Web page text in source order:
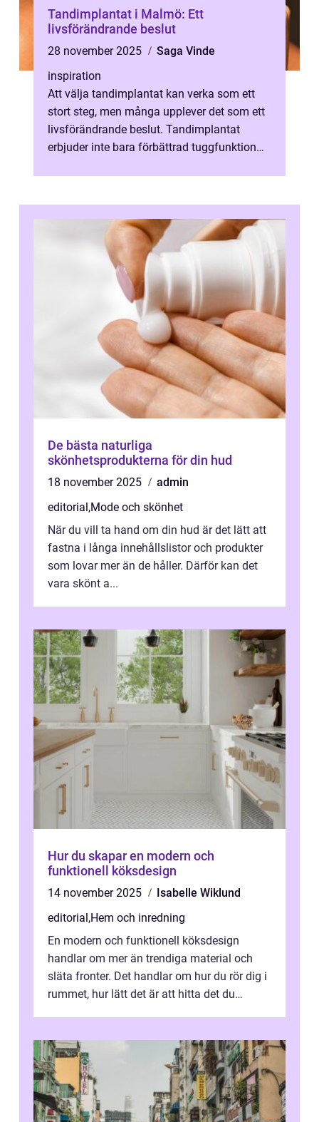
Tandimplantat i Malmö: Ett
livsförändrande beslut
28 november 2025
Saga Vinde
inspiration
Att välja tandimplantat kan verka som ett
stort steg, men många upplever det som ett
livsförändrande beslut. Tandimplantat
erbjuder inte bara förbättrad tuggfunktion
De bästa naturliga
skönhetsprodukterna för din hud
18 november 2025
admin
editorial,Mode och skönhet
När du vill ta hand om din hud är det lätt att
fastna i långa innehållslistor och produkter
som lovar mer än de håller. Därför kan det
vara skönt a...
Hur du skapar en modern och
funktionell köksdesign
14 november 2025
Isabelle Wiklund
editorial,Hem och inredning
En modern och funktionell köksdesign
handlar om mer än trendiga material och
släta fronter. Det handlar om hur du rör dig i
rummet, hur lätt det är att hitta det du